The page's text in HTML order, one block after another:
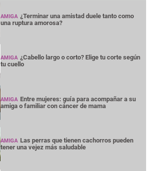
AMIGA ¿Terminar una amistad duele tanto como
una ruptura amorosa?
AMIGA ¿Cabello largo o corto? Elige tu corte según
tu cuello
AMIGA Entre mujeres: guía para acompañar a su
amiga o familiar con cáncer de mama
AMIGA Las perras que tienen cachorros pueden
tener una vejez más saludable